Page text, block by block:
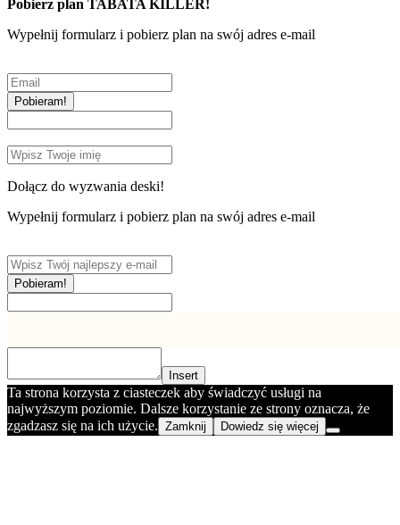
Pobierz plan TABATA KILLER!
Wypełnij formularz i pobierz plan na swój adres e-mail
Pobieram!
Dołącz do wyzwania deski!
Wypełnij formularz i pobierz plan na swój adres e-mail
Pobieram!
Insert
Ta strona korzysta z ciasteczek aby świadczyć usługi na
najwyższym poziomie. Dalsze korzystanie ze strony oznacza, że
zgadzasz się na ich użycie. Zamknij Dowiedz się więcej